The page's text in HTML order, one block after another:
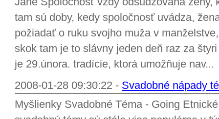
tam sú doby, kedy spoločnosť uvádza,
požiadať o ruku svojho muža v
skok tam je to slávny jeden deň raz za
je 29.února. tradície, ktorá umožňuje nav...
2008-01-28 09:30:22 - Svadobné nápady
Myšlienky Svadobné Téma - Going